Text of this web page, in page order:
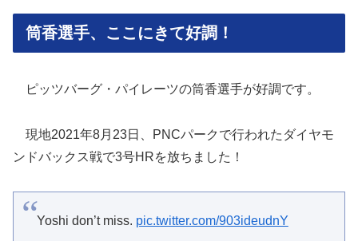
筒香選手、ここにきて好調！
ピッツバーグ・パイレーツの筒香選手が好調です。
現地2021年8月23日、PNCパークで行われたダイヤモ
ンドバックス戦で3号HRを放ちました！
Yoshi don’t miss. pic.twitter.com/903ideudnY